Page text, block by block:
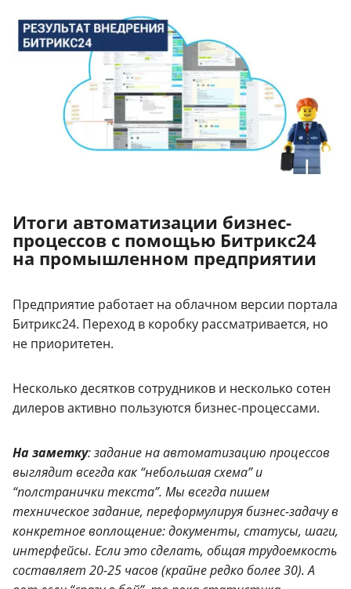
Итоги автоматизации бизнес-
процессов с помощью Битрикс24
на промышленном предприятии
Предприятие работает на облачном версии портала
Битрикс24. Переход в коробку рассматривается, но
не приоритетен.
Несколько десятков сотрудников и несколько сотен
дилеров активно пользуются бизнес-процессами.
На заметку: задание на автоматизацию процессов
выглядит всегда как “небольшая схема” и
“полстранички текста”. Мы всегда пишем
техническое задание, переформулируя бизнес-задачу в
конкретное воплощение: документы, статусы, шаги,
интерфейсы. Если это сделать, общая трудоемкость
составляет 20-25 часов (крайне редко более 30). А